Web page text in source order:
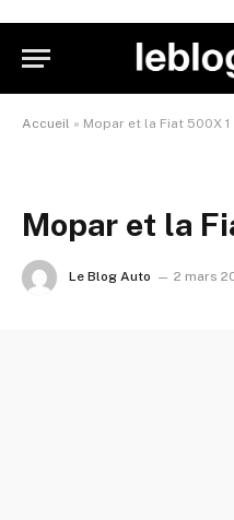
Accueil » Mopar et la Fiat 500X 1
Mopar et la
Le Blog Auto 2 mars